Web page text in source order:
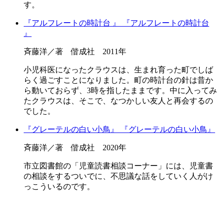
す。
『アルフレートの時計台 』
『アルフレートの時計台
』
斉藤洋／著 偕成社 2011年
小児科医になったクラウスは、生まれ育った町でしば
らく過ごすことになりました。町の時計台の針は昔か
ら動いておらず、3時を指したままです。中に入ってみ
たクラウスは、そこで、なつかしい友人と再会するの
でした。
『グレーテルの白い小鳥』 『グレーテルの白い小鳥』
斉藤洋／著 偕成社 2020年
市立図書館の「児童読書相談コーナー」には、児童書
の相談をするついでに、不思議な話をしていく人がけ
っこういるのです。